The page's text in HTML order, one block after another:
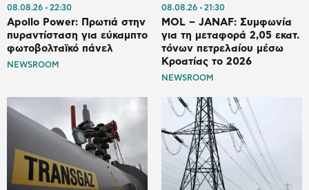
08.08.26 22:30
Apollo Power: Πρωτιά στην
πυραντίσταση για εύκαμπτο
φωτοβολταϊκό πάνελ
NEWSROOM
08.08.26 21:30
MOL – JANAF: Συμφωνία
για τη μεταφορά 2,05 εκατ.
τόνων πετρελαίου μέσω
Κροατίας το 2026
NEWSROOM